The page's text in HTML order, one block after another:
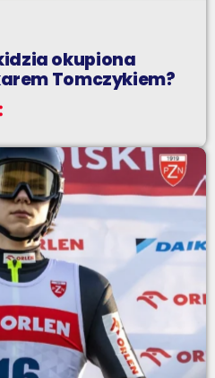
okupiona
Tomczykiem?